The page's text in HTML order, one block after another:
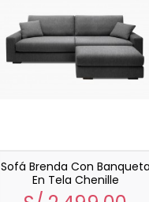
Sofá Brenda Con Banqueta
En Tela Chenille